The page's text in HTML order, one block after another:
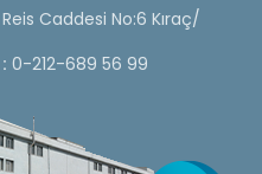
Caddesi No:6 Kıraç/
0-212-689 56 99